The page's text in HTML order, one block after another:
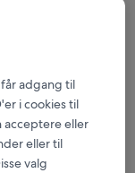
i
i adgang til
i cookies til
acceptere eller
eller til
valg